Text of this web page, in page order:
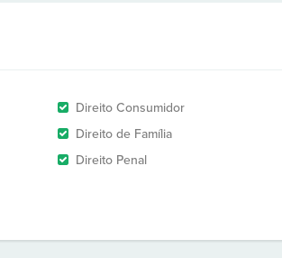
Direito Consumidor
Direito de Família
Direito Penal